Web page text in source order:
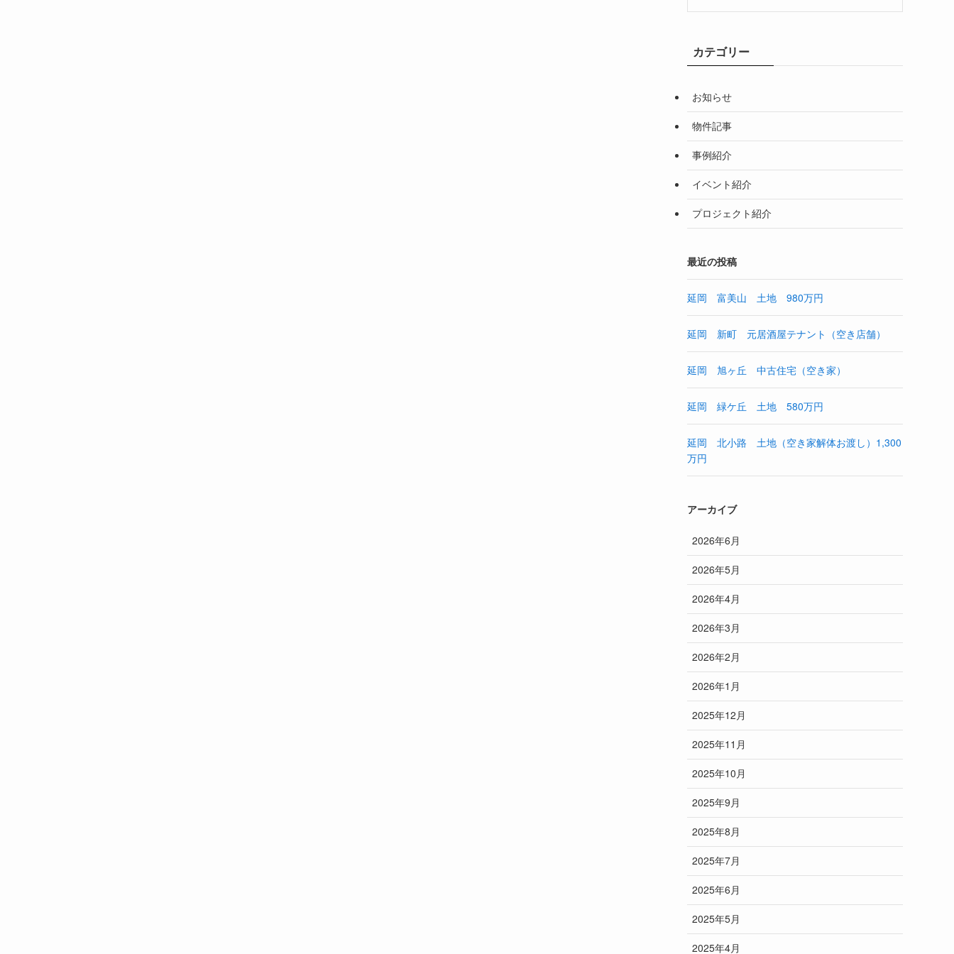
カテゴリー
お知らせ
物件記事
事例紹介
イベント紹介
プロジェクト紹介
最近の投稿
延岡 富美山 土地 980万円
延岡 新町 元居酒屋テナント（空き店舗）
延岡 旭ヶ丘 中古住宅（空き家）
延岡 緑ケ丘 土地 580万円
延岡 北小路 土地（空き家解体お渡し）1,300
万円
アーカイブ
2026年6月
2026年5月
2026年4月
2026年3月
2026年2月
2026年1月
2025年12月
2025年11月
2025年10月
2025年9月
2025年8月
2025年7月
2025年6月
2025年5月
2025年4月